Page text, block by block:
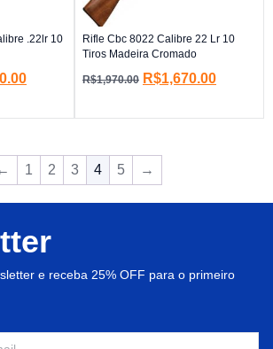
.22lr 10
Rifle Cbc 8022 Calibre 22 Lr 10
Tiros Madeira Cromado
R$1,970.00 R$1,670.00
1 2 3 4 5 →
e receba 25% OFF para o primeiro